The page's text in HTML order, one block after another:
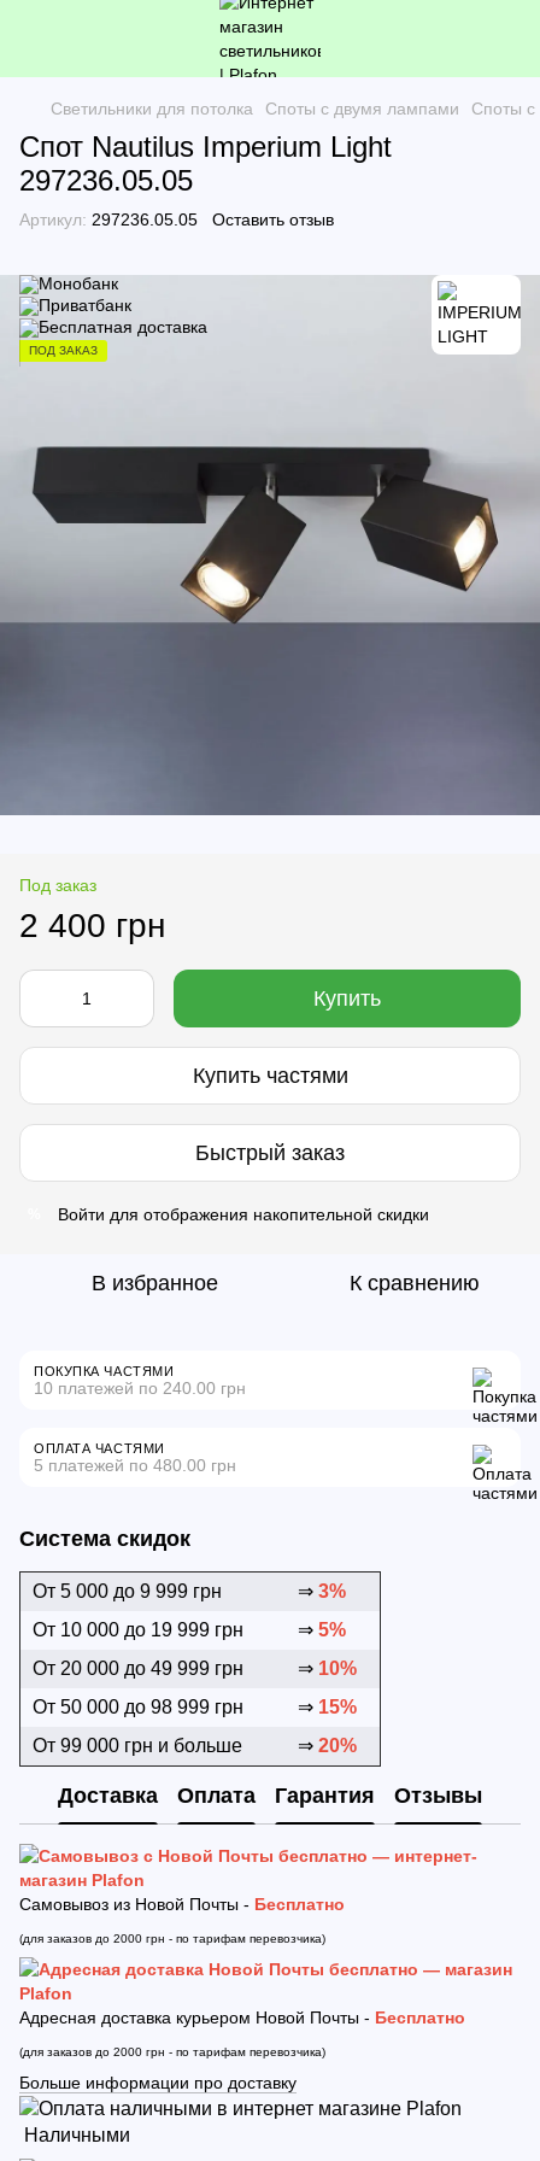
Светильники для потолка Споты с двумя лампами Споты с
Спот Nautilus Imperium Light
297236.05.05
Артикул: 297236.05.05 Оставить отзыв
ПОД ЗАКАЗ
Под заказ
2 400 грн
Купить
Купить частями
Быстрый заказ
Войти для отображения накопительной скидки
В избранное К сравнению
ПОКУПКА ЧАСТЯМИ
10 платежей по 240.00 грн
ОПЛАТА ЧАСТЯМИ
5 платежей по 480.00 грн
Система скидок
От 5 000 до 9 999 грн ⇒ 3%
От 10 000 до 19 999 грн
⇒ 5%
От 20 000 до 49 999 грн
⇒ 10%
От 50 000 до 98 999 грн
⇒ 15%
От 99 000 грн и больше
⇒ 20%
Доставка Оплата Гарантия Отзывы
Самовывоз из Новой Почты - Бесплатно
(для заказов до 2000 грн - по тарифам перевозчика)
Адресная доставка курьером Новой Почты - Бесплатно
(для заказов до 2000 грн - по тарифам перевозчика)
Больше информации про доставку
Наличными